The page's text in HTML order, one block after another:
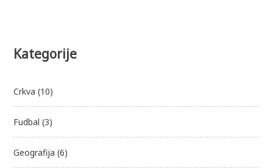
Kategorije
Crkva (10)
Fudbal (3)
Geografija (6)